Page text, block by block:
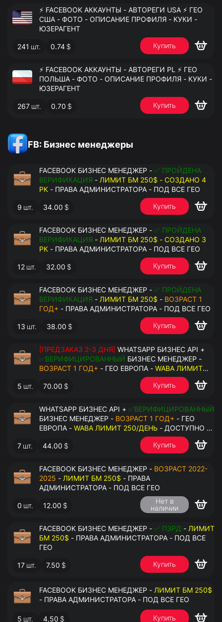
⚡️ FACEBOOK АККАУНТЫ - АВТОРЕГИ USA ⚡️ ГЕО
США - ФОТО - ОПИСАНИЕ ПРОФИЛЯ - КУКИ -
ЮЗЕРАГЕНТ
241 шт. 0.74 $ Купить
⚡️ FACEBOOK АККАУНТЫ - АВТОРЕГИ PL ⚡️ ГЕО
ПОЛЬША - ФОТО - ОПИСАНИЕ ПРОФИЛЯ - КУКИ -
ЮЗЕРАГЕНТ
267 шт. 0.70 $ Купить
FB: Бизнес менеджеры
FACEBOOK БИЗНЕС МЕНЕДЖЕР - ✅ ПРОЙДЕНА
ВЕРИФИКАЦИЯ - ЛИМИТ БМ 250$ - СОЗДАНО 4
РК - ПРАВА АДМИНИСТРАТОРА - ПОД ВСЕ ГЕО
9 шт. 34.00 $ Купить
FACEBOOK БИЗНЕС МЕНЕДЖЕР - ✅ ПРОЙДЕНА
ВЕРИФИКАЦИЯ - ЛИМИТ БМ 250$ - СОЗДАНО 3
РК - ПРАВА АДМИНИСТРАТОРА - ПОД ВСЕ ГЕО
12 шт. 32.00 $ Купить
FACEBOOK БИЗНЕС МЕНЕДЖЕР - ✅ ПРОЙДЕНА
ВЕРИФИКАЦИЯ - ЛИМИТ БМ 250$ - ВОЗРАСТ 1
ГОД+ - ПРАВА АДМИНИСТРАТОРА - ПОД ВСЕ ГЕО
13 шт. 38.00 $ Купить
[ПРЕДЗАКАЗ 2-3 ДНЯ] WHATSAPP БИЗНЕС API +
✅ВЕРИФИЦИРОВАННЫЙ БИЗНЕС МЕНЕДЖЕР -
ВОЗРАСТ 1 ГОД+ - ГЕО ЕВРОПА - WABA ЛИМИТ
- ДОСТУПНО К ПРИВЯЗКЕ ДО 20
НОМЕРОВ - ПРАВА АДМИНИСТРАТОРА
5 шт. 70.00 $ Купить
WHATSAPP БИЗНЕС API + ✅ВЕРИФИЦИРОВАННЫЙ
БИЗНЕС МЕНЕДЖЕР - ВОЗРАСТ 1 ГОД+ - ГЕО
ЕВРОПА - WABA ЛИМИТ 250/ДЕНЬ - ДОСТУПНО К
ПРИВЯЗКЕ ДО 2 НОМЕРОВ - ПРАВА
АДМИНИСТРАТОРА
7 шт. 44.00 $ Купить
FACEBOOK БИЗНЕС МЕНЕДЖЕР - ВОЗРАСТ 2022-
2025 - ЛИМИТ БМ 250$ - ПРАВА
АДМИНИСТРАТОРА - ПОД ВСЕ ГЕО
0 шт. 12.00 $
Нет в
наличии
FACEBOOK БИЗНЕС МЕНЕДЖЕР - ✅ ПЗРД - ЛИМИТ
БМ 250$ - ПРАВА АДМИНИСТРАТОРА - ПОД ВСЕ
ГЕО
17 шт. 7.50 $ Купить
FACEBOOK БИЗНЕС МЕНЕДЖЕР - ЛИМИТ БМ 250$
- ПРАВА АДМИНИСТРАТОРА - ПОД ВСЕ ГЕО
5 шт. 4.50 $ Купить